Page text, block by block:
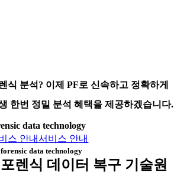
식 분석? 이제 PF로 신속하고 정확하게
한번 정밀 분석 혜택을 제공하겠습니다.
data technology
스 안내서비스 안내
forensic data technology
포렌식 데이터 복구 기술원